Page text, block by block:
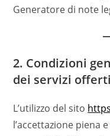
Generatore di note
2. Condizioni
dei servizi offerti
L’utilizzo del sito
l’accettazione piena